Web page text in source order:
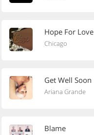
Hope For Love
Chicago
Get Well Soon
Ariana Grande
Blame